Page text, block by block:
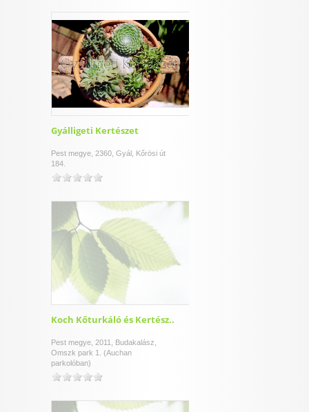
Gyálligeti Kertészet
Pest megye, 2360, Gyál, Kőrösi út
184.
Koch Kőturkáló és Kertész..
Pest megye, 2011, Budakalász,
Omszk park 1. (Auchan
parkolóban)